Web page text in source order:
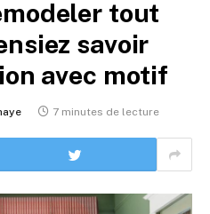
tout
savoir
avec motif
7 minutes de lecture